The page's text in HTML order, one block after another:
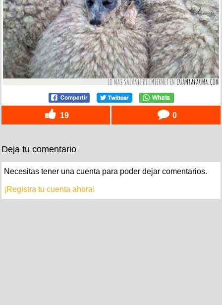
19 0
Deja tu comentario
Necesitas tener una cuenta para poder dejar comentarios.
¡Registra tu cuenta ahora!